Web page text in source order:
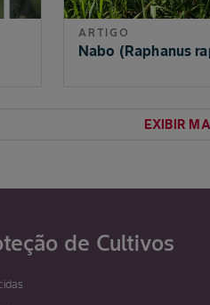
ARTIGO
Nabo (Raphanus
EXIBIR
de Cultivos